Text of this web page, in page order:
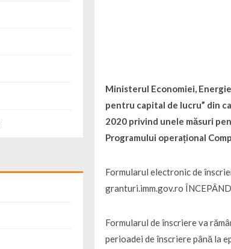
Ministerul Economiei,
pentru capital de lucru” din
2020 privind unele măsuri
Programului operațional
Formularul electronic de
granturi.imm.gov.ro
Formularul de înscriere va
perioadei de înscriere până la